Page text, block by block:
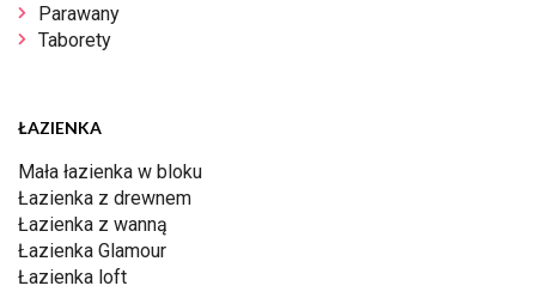
Parawany
Taborety
ŁAZIENKA
Mała łazienka w bloku
Łazienka z drewnem
Łazienka z wanną
Łazienka Glamour
Łazienka loft